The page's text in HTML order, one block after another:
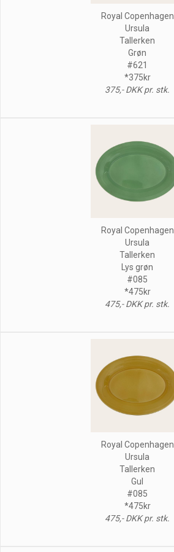
Royal Copenhagen
Ursula
Tallerken
Grøn
#621
*375kr
375,- DKK pr. stk.
Royal Copenhagen
Ursula
Tallerken
Lys grøn
#085
*475kr
475,- DKK pr. stk.
Royal Copenhagen
Ursula
Tallerken
Gul
#085
*475kr
475,- DKK pr. stk.